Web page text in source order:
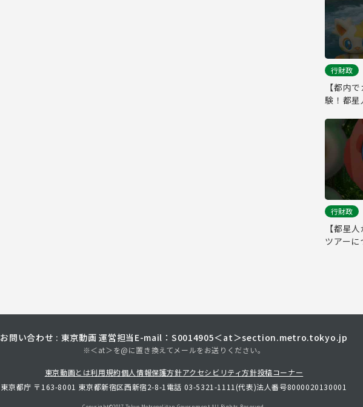
行財政
【都内
験！都星
行財政
【都星
ツアーに
お問い合わせ : 東京動画 運営担当 E-mail：S0014905＜at＞section.metro.tokyo.jp
※＜at＞を@に置き換えてメールをお送りください。
東京動画とは利用規約個人情報保護方針アクセシビリティ方針投稿コーナー
東京都庁 〒163-8001 東京都新宿区西新宿2-8-1 電話 03-5321-1111(代表)法人番号8000020130001